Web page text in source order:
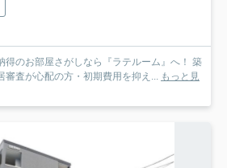
得のお部屋さがしなら『ラテルーム』へ！ 築
審査が心配の方・初期費用を抑え... もっと見